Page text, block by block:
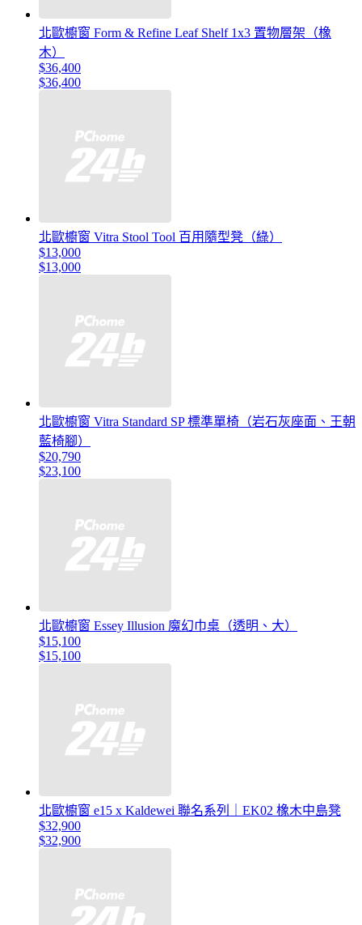
北歐櫥窗 Form & Refine Leaf Shelf 1x3 置物層架（橡
木）
$36,400
$36,400
北歐櫥窗 Vitra Stool Tool 百用隨型凳（綠）
$13,000
$13,000
北歐櫥窗 Vitra Standard SP 標準單椅（岩石灰座面、王朝
藍椅腳）
$20,790
$23,100
北歐櫥窗 Essey Illusion 魔幻巾桌（透明、大）
$15,100
$15,100
北歐櫥窗 e15 x Kaldewei 聯名系列｜EK02 橡木中島凳
$32,900
$32,900